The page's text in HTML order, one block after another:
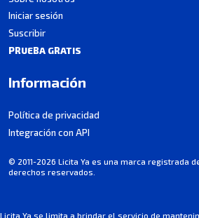
Licita Ya se limita a brindar el servicio de
Iniciar sesión
Suscribir
PRUEBA GRATIS
Información
Política de privacidad
Integración con API
© 2011-2026 Licita Ya es una marca registrada
derechos reservados.